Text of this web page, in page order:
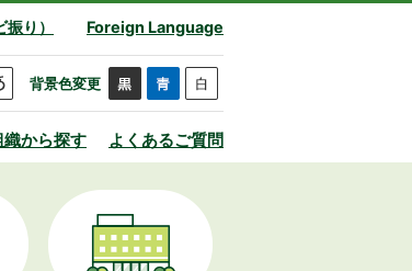
り） Foreign Language
背景色変更
織から探す よくあるご質問